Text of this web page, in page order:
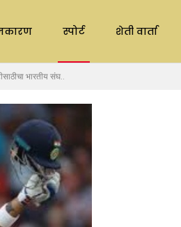
स्पोर्ट शेती वार्ता
भारतीय संघ..